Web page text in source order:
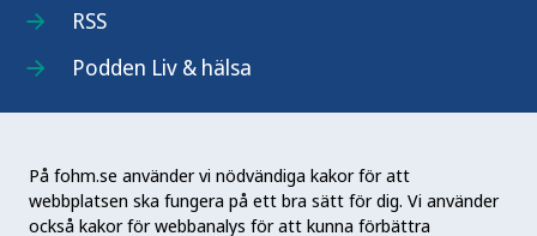
På fohm.se använder vi nödvändiga kakor för att
webbplatsen ska fungera på ett bra sätt för dig. Vi använder
också kakor för webbanalys för att kunna förbättra
RSS
Podden Liv & hälsa
Folkhälsomyndigheten (Fohm) är en nationell